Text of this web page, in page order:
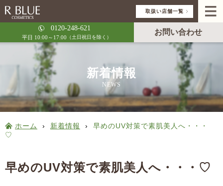
取扱い店舗一覧
0120-248-621
平日 10:00～17:00 （土日祝日を除く）
お問い合わせ
新着情報
NEWS
ホーム › 新着情報 ›
早めのUV対策で素肌美人へ・・・
♡
早めのUV対策で素肌美人へ・・・♡